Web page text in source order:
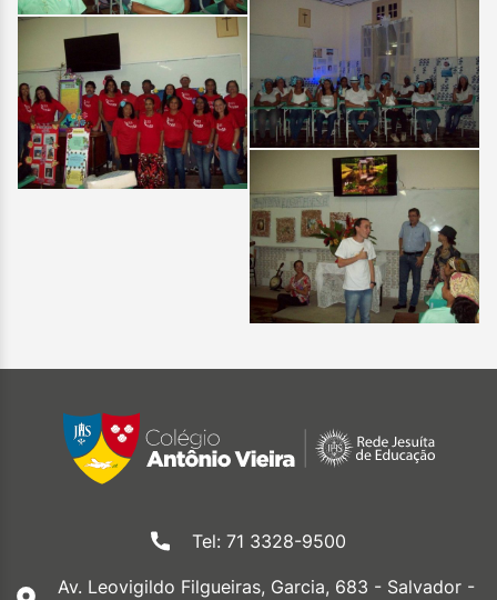
Tel: 71 3328-9500
Av. Leovigildo Filgueiras, Garcia, 683 - Salvador -